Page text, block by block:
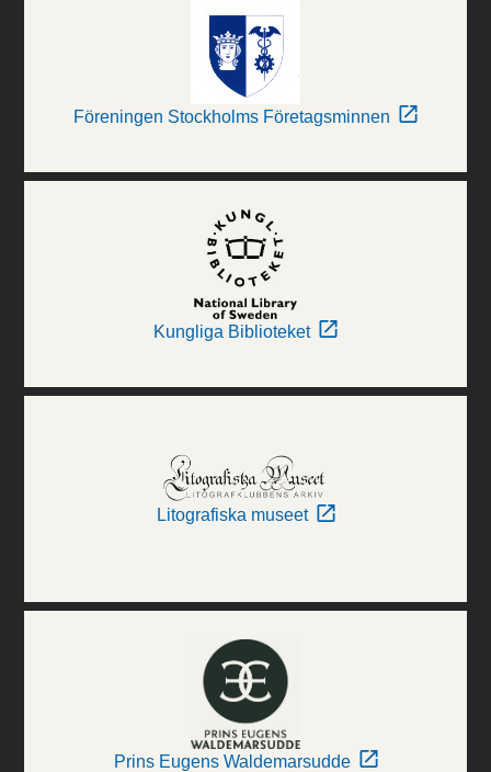
Föreningen Stockholms Företagsminnen
Kungliga Biblioteket
Litografiska museet
Prins Eugens Waldemarsudde